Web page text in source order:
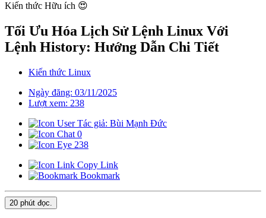
Kiến thức Hữu ích 😍
Tối Ưu Hóa Lịch Sử Lệnh Linux Với
Lệnh History: Hướng Dẫn Chi Tiết
Kiến thức Linux
Ngày đăng: 03/11/2025
Lượt xem: 238
Tác giả: Bùi Mạnh Đức
0
238
Copy Link
Bookmark
20 phút đọc.